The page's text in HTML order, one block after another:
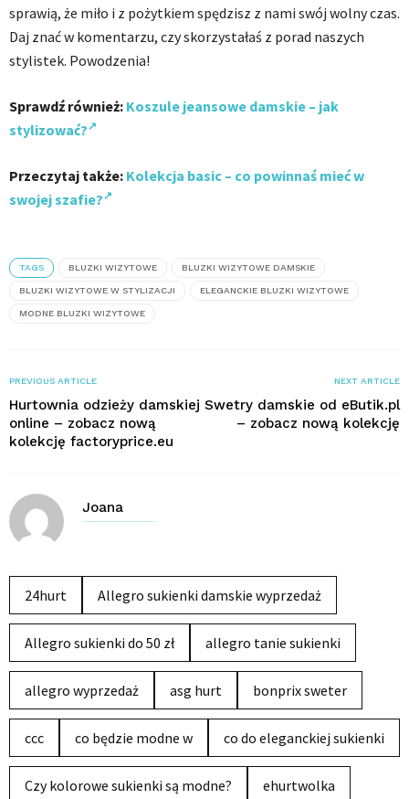
sprawią, że miło i z pożytkiem spędzisz z nami swój wolny czas.
Daj znać w komentarzu, czy skorzystałaś z porad naszych
stylistek. Powodzenia!
Sprawdź również: Koszule jeansowe damskie – jak
stylizować?
Przeczytaj także: Kolekcja basic – co powinnaś mieć w
swojej szafie?
TAGS BLUZKI WIZYTOWE BLUZKI WIZYTOWE DAMSKIE
BLUZKI WIZYTOWE W STYLIZACJI ELEGANCKIE BLUZKI WIZYTOWE
MODNE BLUZKI WIZYTOWE
PREVIOUS ARTICLE
Hurtownia odzieży damskiej
online – zobacz nową
kolekcję factoryprice.eu
NEXT ARTICLE
Swetry damskie od eButik.pl
– zobacz nową kolekcję
Joana
24hurt Allegro sukienki damskie wyprzedaż
Allegro sukienki do 50 zł allegro tanie sukienki
allegro wyprzedaż asg hurt bonprix sweter
ccc co będzie modne w co do eleganckiej sukienki
Czy kolorowe sukienki są modne? ehurtwolka